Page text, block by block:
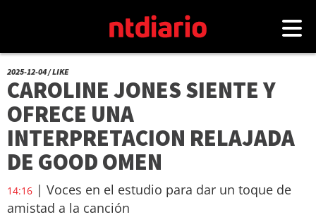
2025-12-04 / LIKE
CAROLINE JONES SIENTE Y
OFRECE UNA
INTERPRETACION RELAJADA
DE GOOD OMEN
14:16 | Voces en el estudio para dar un toque de
amistad a la canción